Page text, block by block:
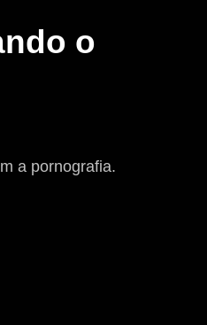
o
a pornografia.